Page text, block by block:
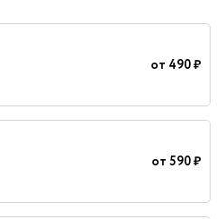
от 490 ₽
от 590 ₽